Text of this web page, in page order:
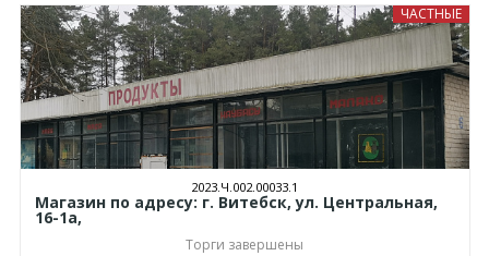
ЧАСТНЫЕ
2023.Ч.002.00033.1
Магазин по адресу: г. Витебск, ул. Центральная,
16-1а,
Торги завершены